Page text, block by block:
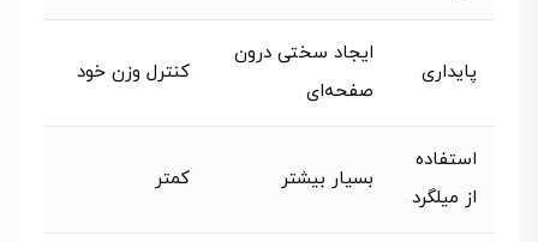
پایداری
ایجاد سختی درون
صفحه‌ای
کنترل وزن خود
استفاده
از میلگرد
بسیار بیشتر کمتر